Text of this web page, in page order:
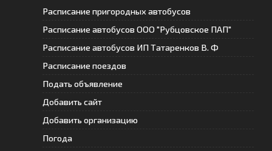
Расписание пригородных автобусов
Расписание автобусов ООО "Рубцовское ПАП"
Расписание автобусов ИП Татаренков В. Ф
Расписание поездов
Подать объявление
Добавить сайт
Добавить организацию
Погода